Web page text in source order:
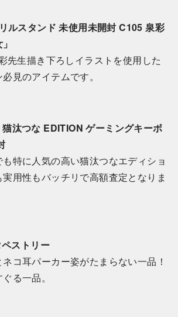
ルスタンド 未使用未開封 C105 泉彩
先生描き下ろしイラストを使用した
見のアイテムです。
汰つな EDITION ゲーミングキーボ
特に人気の高い猫汰つなエディショ
用性もバッチリで高額査定となりま
ストリー
コ耳パーカー姿がたまらない一品！
る一品。